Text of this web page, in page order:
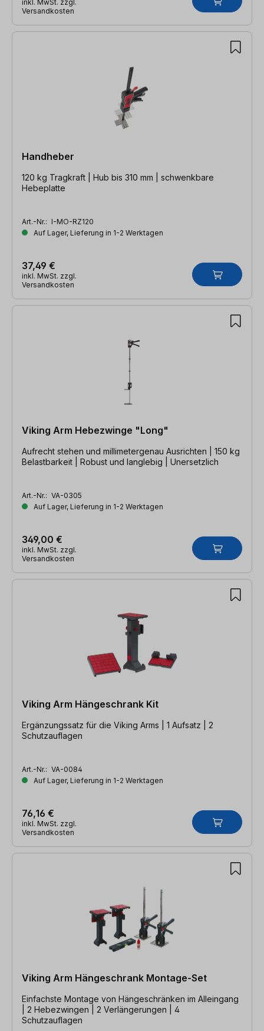
inkl. MwSt. zzgl.
Versandkosten
Handheber
120 kg Tragkraft | Hub bis 310 mm | schwenkbare
Hebeplatte
Art.-Nr.: I-MO-RZ120
Auf Lager, Lieferung in 1-2 Werktagen
37,49 €
inkl. MwSt. zzgl.
Versandkosten
Viking Arm Hebezwinge "Long"
Aufrecht stehen und millimetergenau Ausrichten | 150 kg
Belastbarkeit | Robust und langlebig | Unersetzlich
Art.-Nr.: VA-0305
Auf Lager, Lieferung in 1-2 Werktagen
349,00 €
inkl. MwSt. zzgl.
Versandkosten
Viking Arm Hängeschrank Kit
Ergänzungssatz für die Viking Arms | 1 Aufsatz | 2
Schutzauflagen
Art.-Nr.: VA-0084
Auf Lager, Lieferung in 1-2 Werktagen
76,16 €
inkl. MwSt. zzgl.
Versandkosten
Viking Arm Hängeschrank Montage-Set
Einfachste Montage von Hängeschränken im Alleingang
| 2 Hebezwingen | 2 Verlängerungen | 4
Schutzauflagen